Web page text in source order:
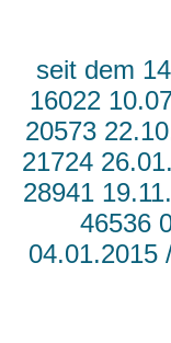
seit dem
16022
20573
21724
28941
46536
04.01.2015